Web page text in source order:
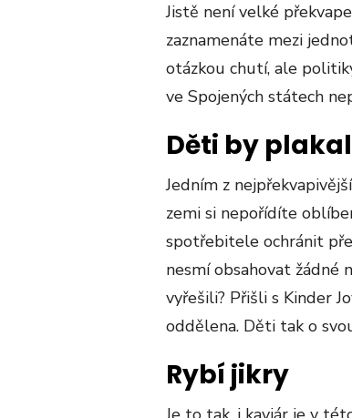
Jistě není velké
zaznamenáte mezi
otázkou chutí, ale
ve Spojených státech
Děti by
Jedním z
zemi si nepořídíte
spotřebitele ochránit
nesmí obsahovat žádné
vyřešili? Přišli s Kinder
oddělena. Děti tak o
Rybí jikry